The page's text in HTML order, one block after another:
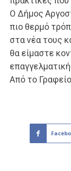
Ο Δήμος
πιο θερμό
στα νέα τους
θα είμαστε
Από το